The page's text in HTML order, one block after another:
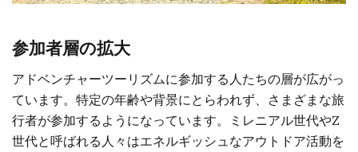
参加者層の拡大
アドベンチャーツーリズムに参加する人たちの層が広がっ
ています。特定の年齢や背景にとらわれず、さまざまな旅
行者が参加するようになっています。ミレニアル世代やZ
世代と呼ばれる人々はエネルギッシュなアウトドア活動を